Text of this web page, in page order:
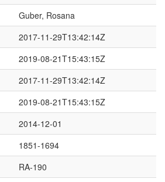
Guber, Rosana
2017-11-29T13:42:14Z
2019-08-21T15:43:15Z
2017-11-29T13:42:14Z
2019-08-21T15:43:15Z
2014-12-01
1851-1694
RA-190